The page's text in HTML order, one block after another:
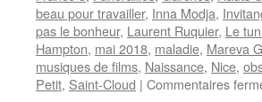
beau pour travailler, Inna Modja,
pas le bonheur, Laurent Ruquier, Le
Hampton, mai 2018, maladie, Mareva
musiques de films, Naissance, Nice,
Petit, Saint-Cloud | Commentaires